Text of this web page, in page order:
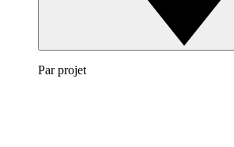
Par projet